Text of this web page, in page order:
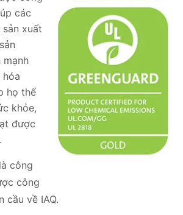
các
sản xuất
mạnh
họ thể
khỏe,
được
công
công
cầu về IAQ.